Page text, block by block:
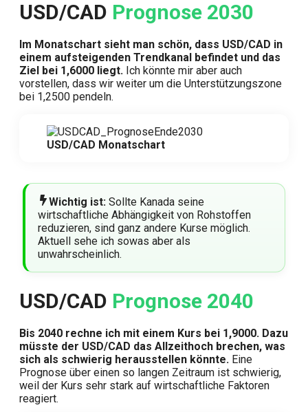
USD/CAD Prognose 2030
Im Monatschart sieht man schön, dass USD/CAD in
einem aufsteigenden Trendkanal befindet und das
Ziel bei 1,6000 liegt. Ich könnte mir aber auch
vorstellen, dass wir weiter um die Unterstützungszone
bei 1,2500 pendeln.
USD/CAD Monatschart
Wichtig ist: Sollte Kanada seine
wirtschaftliche Abhängigkeit von Rohstoffen
reduzieren, sind ganz andere Kurse möglich.
Aktuell sehe ich sowas aber als
unwahrscheinlich.
USD/CAD Prognose 2040
Bis 2040 rechne ich mit einem Kurs bei 1,9000. Dazu
müsste der USD/CAD das Allzeithoch brechen, was
sich als schwierig herausstellen könnte. Eine
Prognose über einen so langen Zeitraum ist schwierig,
weil der Kurs sehr stark auf wirtschaftliche Faktoren
reagiert.